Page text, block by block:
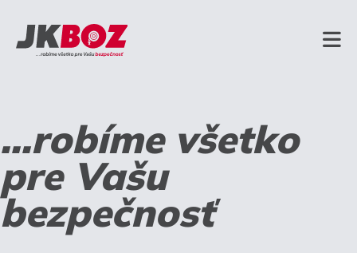
...robíme všetko
pre Vašu
bezpečnosť